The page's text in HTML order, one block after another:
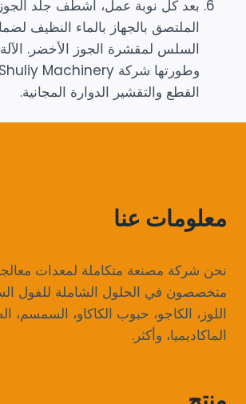
بعد كل نوبة عمل، اشطف جلد
الملتصق بالجهاز بالماء النظيف
السلس لمقشرة الجوز الأخضر. الآلة
القطع والتقشير الدوارة المجانية.
معلومات عنا
نحن شركة مصنعة متكاملة لمعدات
متخصصون في الحلول الشاملة للفول
اللوز، الكاجو، حبوب الكاكاو، السمسم،
الماكاديميا، وأكثر.